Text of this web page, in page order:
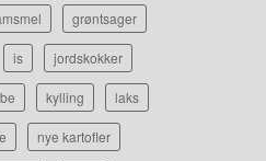
grøntsager
is jordskokker
kylling laks
nye kartofler